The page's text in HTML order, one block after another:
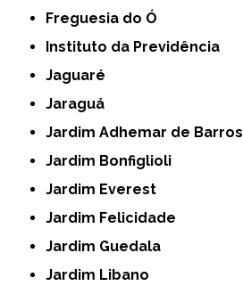
Freguesia do Ó
Instituto da Previdência
Jaguaré
Jaraguá
Jardim Adhemar de Barros
Jardim Bonfiglioli
Jardim Everest
Jardim Felicidade
Jardim Guedala
Jardim Libano